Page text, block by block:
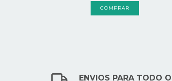
ENVIOS PARA TODO